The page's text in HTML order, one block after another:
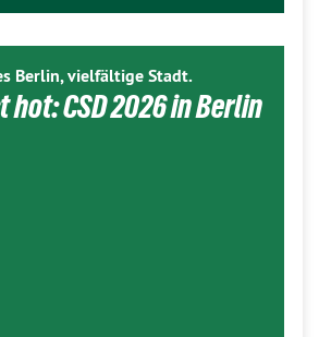
Berlin, vielfältige Stadt.
CSD 2026 in Berlin